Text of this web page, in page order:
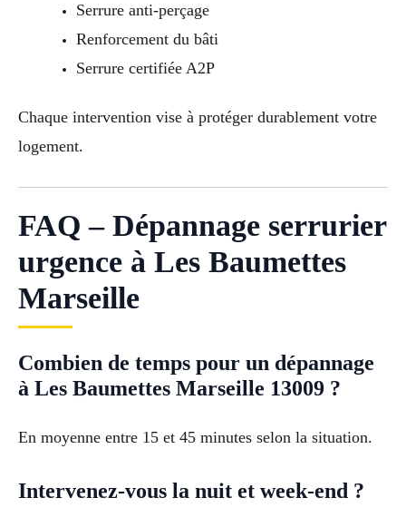
Serrure anti-perçage
Renforcement du bâti
Serrure certifiée A2P
Chaque intervention vise à protéger durablement votre
logement.
FAQ – Dépannage serrurier
urgence à Les Baumettes
Marseille
Combien de temps pour un dépannage
à Les Baumettes Marseille 13009 ?
En moyenne entre 15 et 45 minutes selon la situation.
Intervenez-vous la nuit et week-end ?